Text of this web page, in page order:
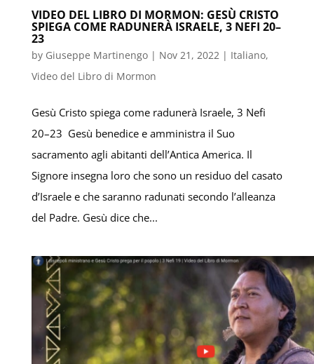
VIDEO DEL LIBRO DI MORMON: GESÙ CRISTO
SPIEGA COME RADUNERÀ ISRAELE, 3 NEFI 20–
23
by Giuseppe Martinengo| Nov 21, 2022| Italiano,
Video del Libro di Mormon
Gesù Cristo spiega come radunerà Israele, 3 Nefi
20–23 Gesù benedice e amministra il Suo
sacramento agli abitanti dell’Antica America. Il
Signore insegna loro che sono un residuo del casato
d’Israele e che saranno radunati secondo l’alleanza
del Padre. Gesù dice che...